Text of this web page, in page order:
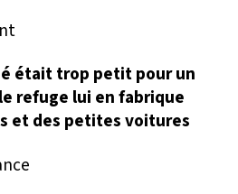
était trop petit pour un
refuge lui en fabrique
et des petites voitures